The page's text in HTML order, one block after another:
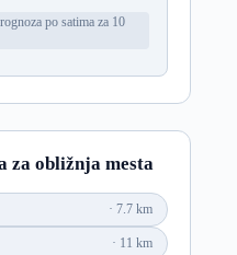
po satima za 10
za obližnja mesta
7.7 km
11 km